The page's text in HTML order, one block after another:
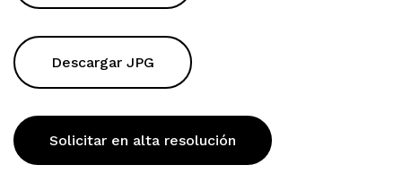
Descargar JPG
Solicitar en alta resolución